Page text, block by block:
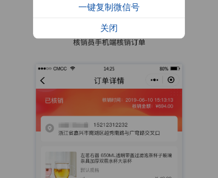
一键复制微信号
关闭